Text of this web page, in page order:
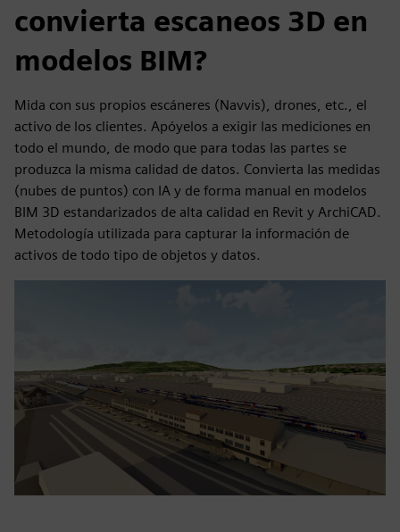
convierta escaneos 3D en
modelos BIM?
Mida con sus propios escáneres (Navvis), drones, etc., el
activo de los clientes. Apóyelos a exigir las mediciones en
todo el mundo, de modo que para todas las partes se
produzca la misma calidad de datos. Convierta las medidas
(nubes de puntos) con IA y de forma manual en modelos
BIM 3D estandarizados de alta calidad en Revit y ArchiCAD.
Metodología utilizada para capturar la información de
activos de todo tipo de objetos y datos.